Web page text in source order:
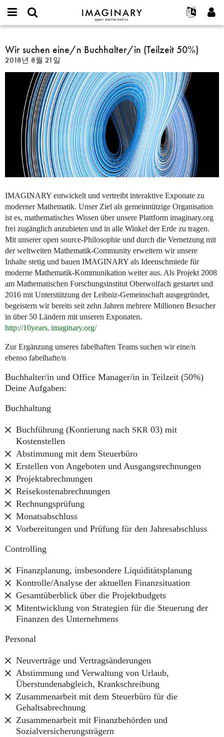
IMAGINARY
open
Français
한국어
Español
Türkçe
Programs
Hands-On
Films
Texts
Exhibitions
나머지 보기...
프로젝트
연락처
or
username
*
비
가입하기
새로운 비밀번호 요청하기
찾기
Wir
suchen
eine/n
Buchhalter/in
(Teilzeit
50%)
Wir suchen eine/n Buchhalter/in (Teilzeit 50%)
2018년 8월 21일
IMAGINARY entwickelt und vertreibt interaktive Exponate zu
moderner Mathematik. Unser Ziel als gemeinnützige Organisation
ist es, mathematisches Wissen über unsere Plattform imaginary.org
frei zugänglich anzubieten und in alle Winkel der Erde zu tragen.
Mit unserer open source-Philosophie und durch die Vernetzung mit
der weltweiten Mathematik-Community erweitern wir unsere
Inhalte stetig und bauen IMAGINARY als Ideenschmiede für
moderne Mathematik-Kommunikation weiter aus. Als Projekt 2008
am Mathematischen Forschungsinstitut Oberwolfach gestartet und
2016 mit Unterstützung der Leibniz-Gemeinschaft ausgegründet,
begeistern wir bereits seit zehn Jahren mehrere Millionen Besucher
in über 50 Ländern mit unseren Exponaten.
http://10years. imaginary.org/
Zur Ergänzung unseres fabelhaften Teams suchen wir eine/n
ebenso fabelhafte/n
Buchhalter/in und Office Manager/in in Teilzeit (50%)
Deine Aufgaben:
Buchhaltung
Buchführung (Kontierung nach SKR 03) mit
Kostenstellen
Abstimmung mit dem Steuerbüro
Erstellen von Angeboten und Ausgangsrechnungen
Projektabrechnungen
Reisekostenabrechnungen
Rechnungsprüfung
Monatsabschluss
Vorbereitungen und Prüfung für den Jahresabschluss
Controlling
Finanzplanung, insbesondere Liquiditätsplanung
Kontrolle/Analyse der aktuellen Finanzsituation
Gesamtüberblick über die Projektbudgets
Mitentwicklung von Strategien für die Steuerung der
Finanzen des Unternehmens
Personal
Neuverträge und Vertragsänderungen
Abstimmung und Verwaltung von Urlaub,
Überstundenabgleich, Krankschreibung
Zusammenarbeit mit dem Steuerbüro für die
Gehaltsabrechnung
Zusammenarbeit mit Finanzbehörden und
Sozialversicherungsträgern